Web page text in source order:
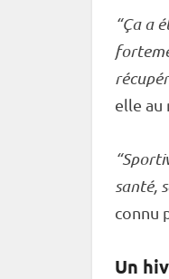
“Ça a
elle au
santé,
connu
Un